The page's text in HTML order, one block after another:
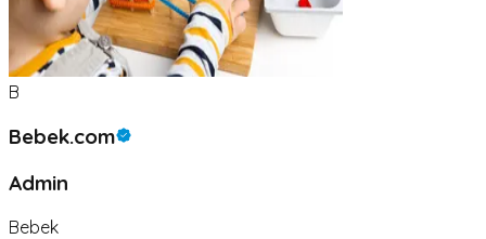
B
Bebek.com
Admin
Bebek